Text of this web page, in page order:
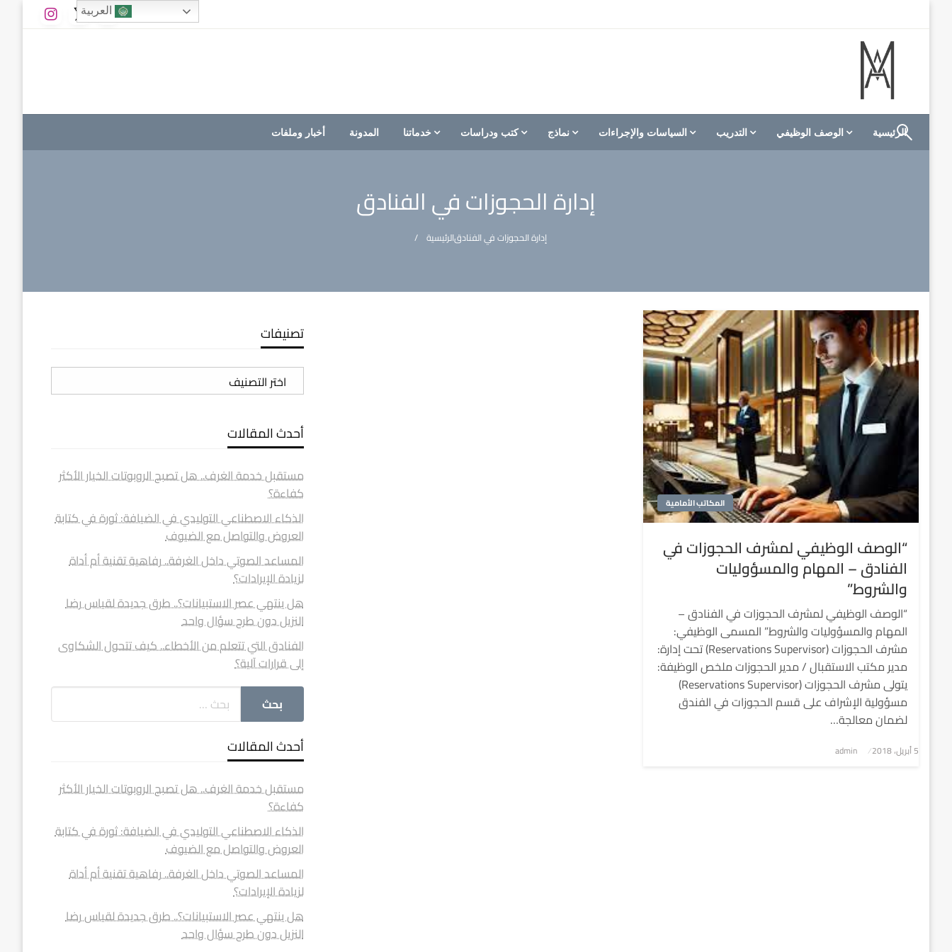
M A hotels | إم ايه هوتيلز
الموقع الأول للعاملين في الفنادق في العالم العربي
الرئيسية الوصف الوظيفي التدريب السياسات والإجراءات نماذج كتب ودراسات خدماتنا المدونة أخبار وملفات
إدارة الحجوزات في الفنادق
الرئيسيةإدارة الحجوزات في الفنادق
المكاتب الأمامية
“الوصف الوظيفي لمشرف الحجوزات في
الفنادق – المهام والمسؤوليات
والشروط”
“الوصف الوظيفي لمشرف الحجوزات في الفنادق –
المهام والمسؤوليات والشروط” المسمى الوظيفي:
مشرف الحجوزات (Reservations Supervisor) تحت إدارة:
مدير مكتب الاستقبال / مدير الحجوزات ملخص الوظيفة:
يتولى مشرف الحجوزات (Reservations Supervisor)
مسؤولية الإشراف على قسم الحجوزات في الفندق
لضمان معالجة…
نُشر
5 أبريل، 2018 admin
تصنيفات
تصنيفات
أحدث المقالات
مستقبل خدمة الغرف.. هل تصبح الروبوتات الخيار الأكثر
كفاءة؟
الذكاء الاصطناعي التوليدي في الضيافة: ثورة في كتابة
العروض والتواصل مع الضيوف
المساعد الصوتي داخل الغرفة.. رفاهية تقنية أم أداة
لزيادة الإيرادات؟
هل ينتهي عصر الاستبيانات؟.. طرق جديدة لقياس رضا
النزيل دون طرح سؤال واحد
الفنادق التي تتعلم من الأخطاء.. كيف تتحول الشكاوى
إلى قرارات آلية؟
أحدث المقالات
مستقبل خدمة الغرف.. هل تصبح الروبوتات الخيار الأكثر
كفاءة؟
الذكاء الاصطناعي التوليدي في الضيافة: ثورة في كتابة
العروض والتواصل مع الضيوف
المساعد الصوتي داخل الغرفة.. رفاهية تقنية أم أداة
لزيادة الإيرادات؟
هل ينتهي عصر الاستبيانات؟.. طرق جديدة لقياس رضا
النزيل دون طرح سؤال واحد
العربية